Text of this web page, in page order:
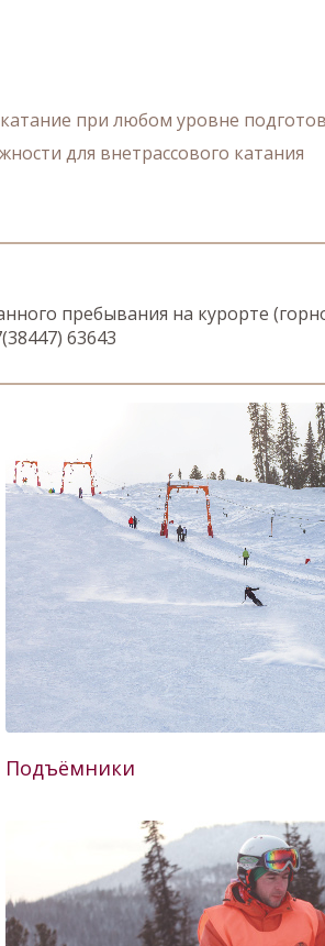
при любом уровне
для внетрассового катания
пребывания на курорте
63643
Подъёмники